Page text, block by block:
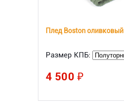
Плед Boston оливковый
Размер КПБ:
4 500 ₽